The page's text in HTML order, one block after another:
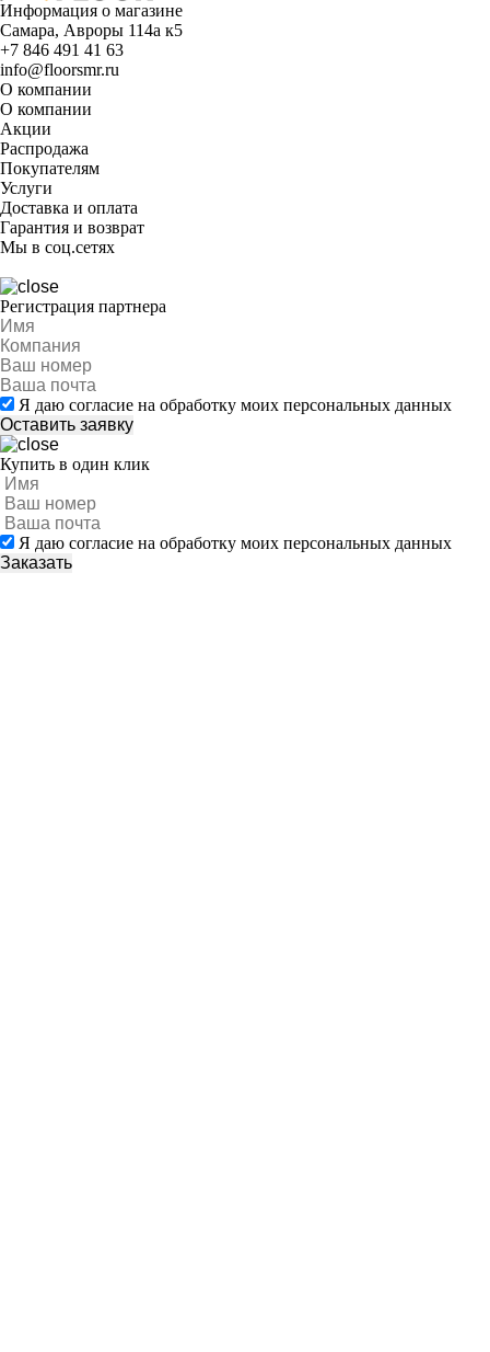
Информация о магазине
Самара, Авроры 114а к5
+7 846 491 41 63
info@floorsmr.ru
О компании
О компании
Акции
Распродажа
Покупателям
Услуги
Доставка и оплата
Гарантия и возврат
Мы в соц.сетях
Регистрация партнера
Я даю согласие на обработку моих персональных данных
Купить в один клик
Я даю согласие на обработку моих персональных данных